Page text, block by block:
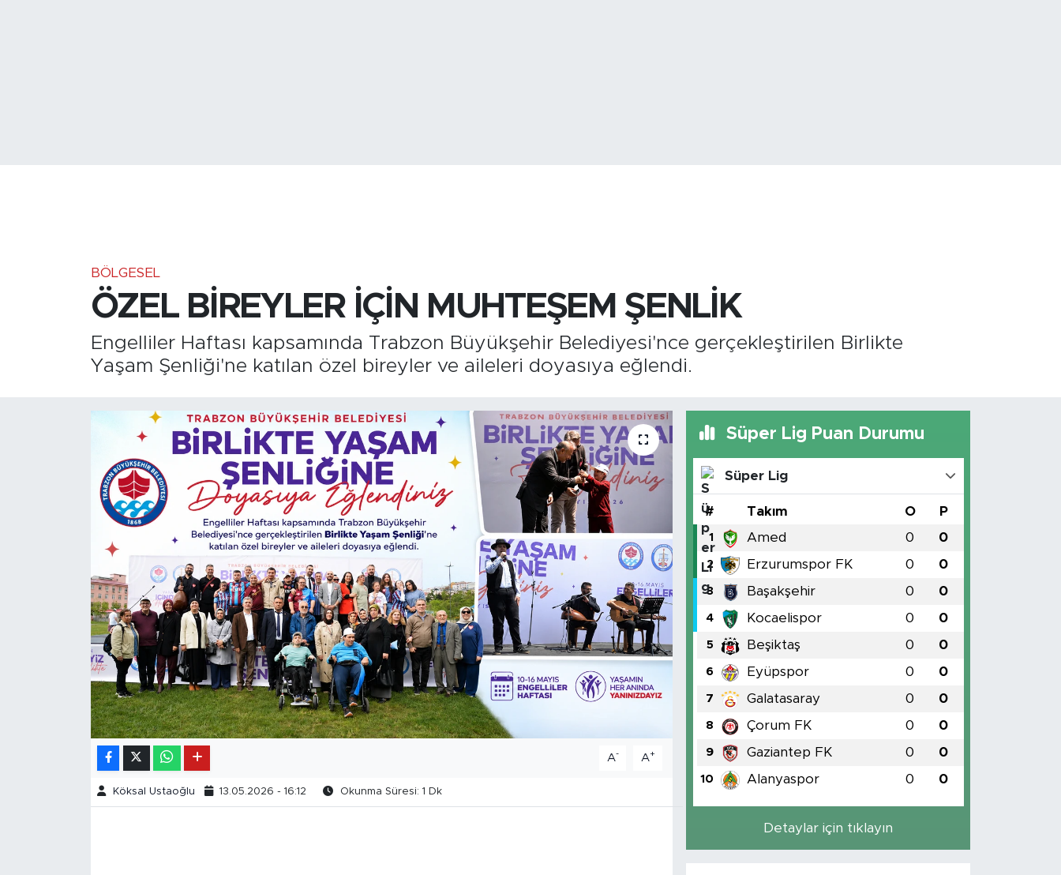
BÖLGESEL
ÖZEL BİREYLER İÇİN MUHTEŞEM ŞENLİK
Engelliler Haftası kapsamında Trabzon Büyükşehir Belediyesi'nce gerçekleştirilen Birlikte
Yaşam Şenliği'ne katılan özel bireyler ve aileleri doyasıya eğlendi.
A- A+
Köksal Ustaoğlu 13.05.2026 - 16:12 Okunma Süresi: 1 Dk
Süper Lig Puan Durumu
Süper Lig
# Takım O P
1 Amed 0 0
2 Erzurumspor FK 0 0
3 Başakşehir 0 0
4 Kocaelispor 0 0
5 Beşiktaş 0 0
6 Eyüpspor 0 0
7 Galatasaray 0 0
8 Çorum FK 0 0
9 Gaziantep FK 0 0
10 Alanyaspor 0 0
Detaylar için tıklayın
Köşe Yazarları
Manşet
Ulusal Son Dakika Haberleri